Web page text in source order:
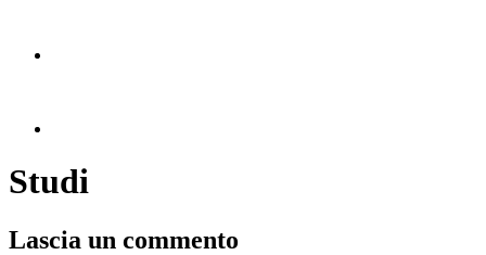
Studi
Lascia un commento